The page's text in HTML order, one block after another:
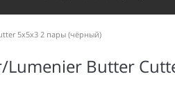
5x5x3 2 пары (чёрный)
Butter